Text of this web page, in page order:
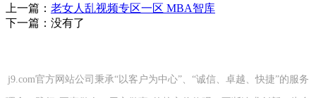
上一篇： 老女人乱视频专区一区 MBA智库
下一篇：没有了
j9.com官方网站公司秉承“以客户为中心”、“诚信、卓越、快捷”的服务